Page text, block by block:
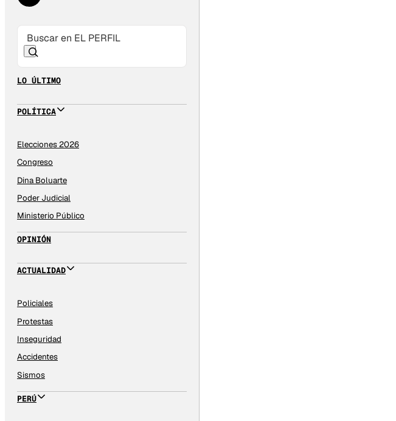
LO ÚLTIMO
POLÍTICA
Elecciones 2026
Congreso
Dina Boluarte
Poder Judicial
Ministerio Público
OPINIÓN
ACTUALIDAD
Policiales
Protestas
Inseguridad
Accidentes
Sismos
PERÚ